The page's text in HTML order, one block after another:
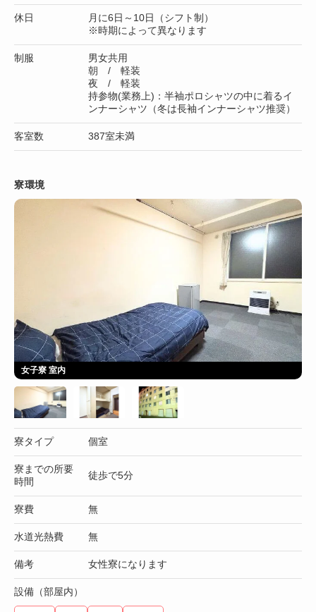
休日
月に6日～10日（シフト制）
※時期によって異なります
制服
男女共用
朝 / 軽装
夜 / 軽装
持参物(業務上)：半袖ポロシャツの中に着るイ
ンナーシャツ（冬は長袖インナーシャツ推奨）
客室数 387室未満
寮環境
女子寮 室内
寮タイプ 個室
寮までの所要
時間
徒歩で5分
寮費 無
水道光熱費 無
備考 女性寮になります
設備（部屋内）